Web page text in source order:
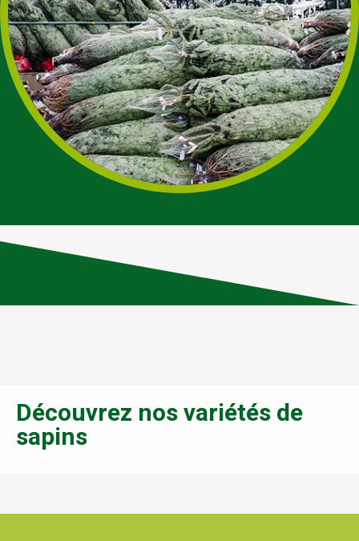
Découvrez nos variétés de
sapins